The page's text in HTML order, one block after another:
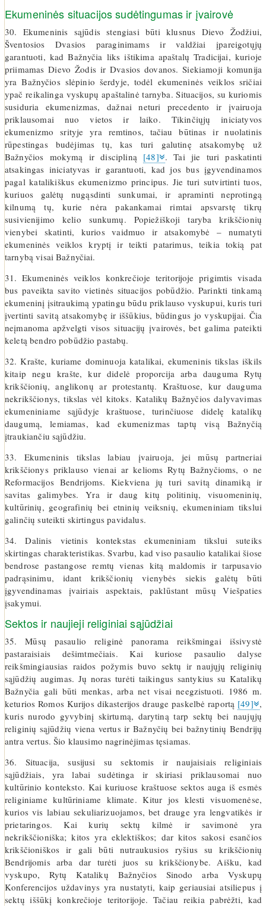
Ekumeninės situacijos sudėtingumas ir įvairovė
30. Ekumeninis sąjūdis stengiasi būti klusnus Dievo Žodžiui,
Šventosios Dvasios paraginimams ir valdžiai įpareigotųjų
garantuoti, kad Bažnyčia liks ištikima apaštalų Tradicijai, kurioje
priimamas Dievo Žodis ir Dvasios dovanos. Siekiamoji komunija
yra Bažnyčios slėpinio šerdyje, todėl ekumeninės veiklos sričiai
ypač reikalinga vyskupų apaštalinė tarnyba. Situacijos, su kuriomis
susiduria ekumenizmas, dažnai neturi precedento ir įvairuoja
priklausomai nuo vietos ir laiko. Tikinčiųjų iniciatyvos
ekumenizmo srityje yra remtinos, tačiau būtinas ir nuolatinis
rūpestingas budėjimas tų, kas turi galutinę atsakomybę už
Bažnyčios mokymą ir discipliną [48] . Tai jie turi paskatinti
atsakingas iniciatyvas ir garantuoti, kad jos bus įgyvendinamos
pagal katalikiškus ekumenizmo principus. Jie turi sutvirtinti tuos,
kuriuos galėtų nugąsdinti sunkumai, ir apraminti neprotingą
kilnumą tų, kurie nėra pakankamai rimtai apsvarstę tikrų
susivienijimo kelio sunkumų. Popiežiškoji taryba krikščionių
vienybei skatinti, kurios vaidmuo ir atsakomybė – numatyti
ekumeninės veiklos kryptį ir teikti patarimus, teikia tokią pat
tarnybą visai Bažnyčiai.
31. Ekumeninės veiklos konkrečioje teritorijoje prigimtis visada
bus paveikta savito vietinės situacijos pobūdžio. Parinkti tinkamą
ekumeninį įsitraukimą ypatingu būdu priklauso vyskupui, kuris turi
įvertinti savitą atsakomybę ir iššūkius, būdingus jo vyskupijai. Čia
neįmanoma apžvelgti visos situacijų įvairovės, bet galima pateikti
keletą bendro pobūdžio pastabų.
32. Krašte, kuriame dominuoja katalikai, ekumeninis tikslas iškils
kitaip negu krašte, kur didelė proporcija arba dauguma Rytų
krikščionių, anglikonų ar protestantų. Kraštuose, kur dauguma
nekrikščionys, tikslas vėl kitoks. Katalikų Bažnyčios dalyvavimas
ekumeniniame sąjūdyje kraštuose, turinčiuose didelę katalikų
daugumą, lemiamas, kad ekumenizmas taptų visą Bažnyčią
įtraukiančiu sąjūdžiu.
33. Ekumeninis tikslas labiau įvairuoja, jei mūsų partneriai
krikščionys priklauso vienai ar kelioms Rytų Bažnyčioms, o ne
Reformacijos Bendrijoms. Kiekviena jų turi savitą dinamiką ir
savitas galimybes. Yra ir daug kitų politinių, visuomeninių,
kultūrinių, geografinių bei etninių veiksnių, ekumeniniam tikslui
galinčių suteikti skirtingus pavidalus.
34. Dalinis vietinis kontekstas ekumeniniam tikslui suteiks
skirtingas charakteristikas. Svarbu, kad viso pasaulio katalikai šiose
bendrose pastangose remtų vienas kitą maldomis ir tarpusavio
padrąsinimu, idant krikščionių vienybės siekis galėtų būti
įgyvendinamas įvairiais aspektais, paklūstant mūsų Viešpaties
įsakymui.
Sektos ir naujieji religiniai sąjūdžiai
35. Mūsų pasaulio religinė panorama reikšmingai išsivystė
pastaraisiais dešimtmečiais. Kai kuriose pasaulio dalyse
reikšmingiausias raidos požymis buvo sektų ir naujųjų religinių
sąjūdžių augimas. Jų noras turėti taikingus santykius su Katalikų
Bažnyčia gali būti menkas, arba net visai neegzistuoti. 1986 m.
keturios Romos Kurijos dikasterijos drauge paskelbė raportą [49] ,
kuris nurodo gyvybinį skirtumą, darytiną tarp sektų bei naujųjų
religinių sąjūdžių viena vertus ir Bažnyčių bei bažnytinių Bendrijų
antra vertus. Šio klausimo nagrinėjimas tęsiamas.
36. Situacija, susijusi su sektomis ir naujaisiais religiniais
sąjūdžiais, yra labai sudėtinga ir skiriasi priklausomai nuo
kultūrinio konteksto. Kai kuriuose kraštuose sektos auga iš esmės
religiniame kultūriniame klimate. Kitur jos klesti visuomenėse,
kurios vis labiau sekuliarizuojamos, bet drauge yra lengvatikės ir
prietaringos. Kai kurių sektų kilmė ir savimonė yra
nekrikščioniška; kitos yra eklektiškos; dar kitos sakosi esančios
krikščioniškos ir gali būti nutraukusios ryšius su krikščionių
Bendrijomis arba dar turėti juos su krikščionybe. Aišku, kad
vyskupo, Rytų Katalikų Bažnyčios Sinodo arba Vyskupų
Konferencijos uždavinys yra nustatyti, kaip geriausiai atsiliepus į
sektų iššūkį konkrečioje teritorijoje. Tačiau reikia pabrėžti, kad